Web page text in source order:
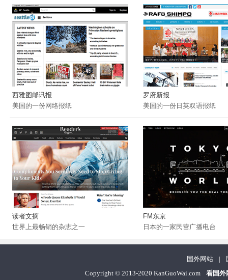
西雅图邮讯报
美国的一份网络报纸
罗府新报
美国的一份日英双语报纸
读者文摘
世界上最畅销的杂志之一
FM东京
日本的一家民营广播电台
国外网站 |
Copyright ©2013-2020 KanGuoWai.com 看国外